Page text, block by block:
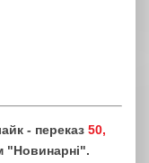
- переказ 50,
"Новинарні".